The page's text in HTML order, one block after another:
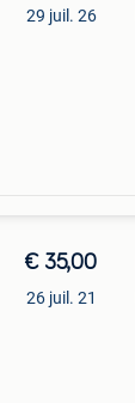
29 juil. 26
€ 35,00
26 juil. 21